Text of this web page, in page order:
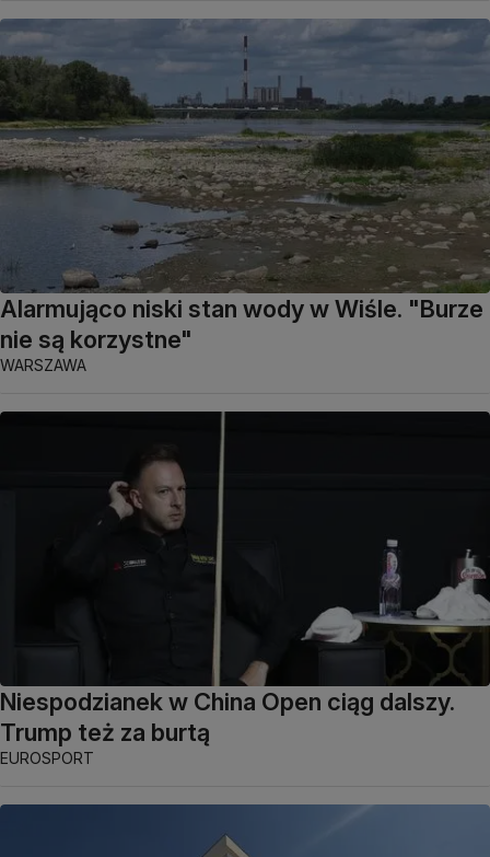
Alarmująco niski stan wody w Wiśle. "Burze
nie są korzystne"
WARSZAWA
Niespodzianek w China Open ciąg dalszy.
Trump też za burtą
EUROSPORT